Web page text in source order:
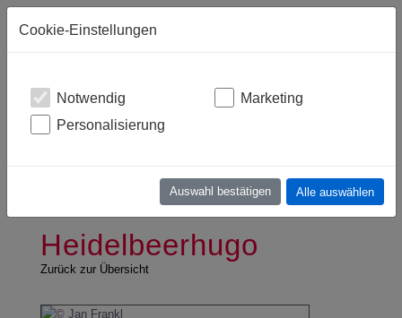
Heidelbeerhugo
Zurück zur Übersicht
Cookie-Einstellungen
Notwendig
Marketing
Personalisierung
Auswahl bestätigen Alle auswählen